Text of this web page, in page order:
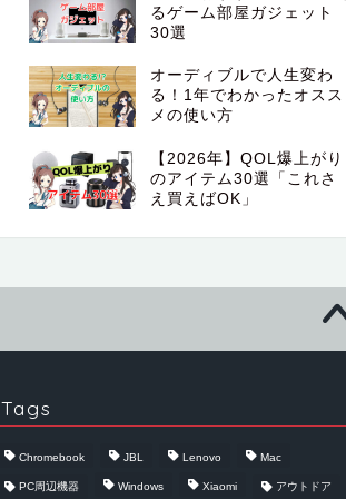
るゲーム部屋ガジェット
30選
オーディブルで人生変わ
る！1年でわかったオスス
メの使い方
【2026年】QOL爆上がり
のアイテム30選「これさ
え買えばOK」
Tags
Chromebook JBL Lenovo Mac
PC周辺機器 Windows Xiaomi アウトドア